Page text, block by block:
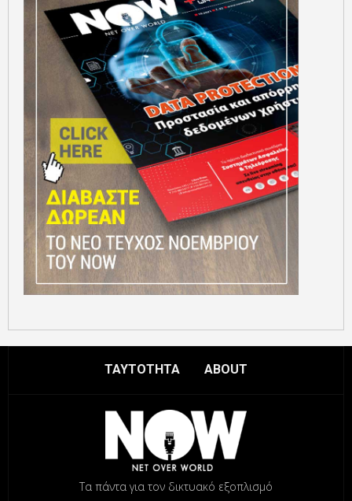
ΤΑΥΤΟΤΗΤΑ ABOUT
Τα πάντα για τον δικτυακό εξοπλισμό